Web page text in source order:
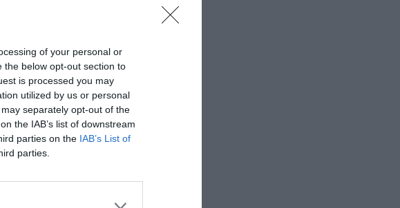
of your personal or
the below opt-out section to
is processed you may
utilized by us or personal
separately opt-out of the
the IAB’s list of downstream
parties on the IAB’s List of
parties.
in posizione strategica a sud est di Mil..."
a pochi passi dalla Stazione ferro..."
breve distanza dal centro storico della cit..."
da Vasto e dalle splendide Isole Tremit..."